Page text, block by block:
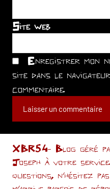
Site web
Enregistrer mon
site dans le
commentaire.
XBR54- Blog géré
Joseph à votre
questions, n’hésitez